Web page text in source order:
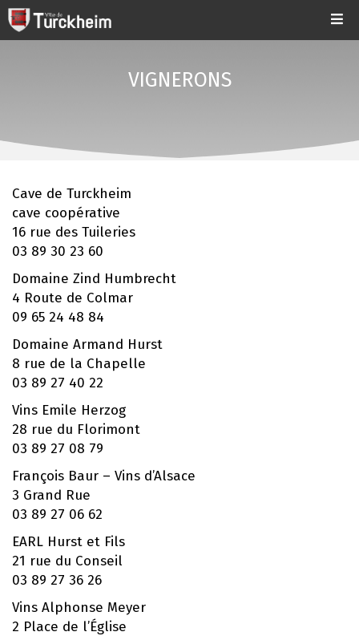
VIGNERONS
Cave de Turckheim
cave coopérative
16 rue des Tuileries
03 89 30 23 60
Domaine Zind Humbrecht
4 Route de Colmar
09 65 24 48 84
Domaine Armand Hurst
8 rue de la Chapelle
03 89 27 40 22
Vins Emile Herzog
28 rue du Florimont
03 89 27 08 79
François Baur – Vins d’Alsace
3 Grand Rue
03 89 27 06 62
EARL Hurst et Fils
21 rue du Conseil
03 89 27 36 26
Vins Alphonse Meyer
2 Place de l’Église